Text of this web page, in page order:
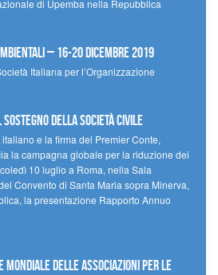
di Upemba nella Repubblica
– 16-20 Dicembre 2019
Italiana per l’Organizzazione
sostegno della società civile
e la firma del Premier Conte,
la campagna globale per la riduzione dei
10 luglio a Roma, nella Sala
Convento di Santa Maria sopra Minerva,
la presentazione Rapporto Annuo
Mondiale delle Associazioni per le